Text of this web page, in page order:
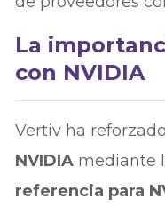
La
con NVIDIA
Vertiv ha
NVIDIA mediante
referencia para